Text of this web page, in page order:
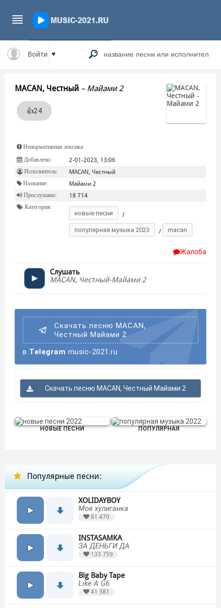
Войти
MACAN, Честный – Майами 2
👍24
Ненормативная лексика
Добавлено: 2-01-2023, 13:06
Исполнитель: MACAN, Честный
Название: Майами 2
Прослушано: 18 714
Категория:
новые песни /
популярная музыка 2023 / macan
Жалоба
Слушать
MACAN, Честный-Майами 2
Скачать песню MACAN,
Честный Майами 2
в Telegram music-2021.ru
Скачать песню MACAN, Честный Майами 2
НОВЫЕ ПЕСНИ ПОПУЛЯРНАЯ
Популярные песни:
XOLIDAYBOY
Моя хулиганка
81 470
INSTASAMKA
ЗА ДЕНЬГИ ДА
133 759
Big Baby Tape
Like A G6
41 381